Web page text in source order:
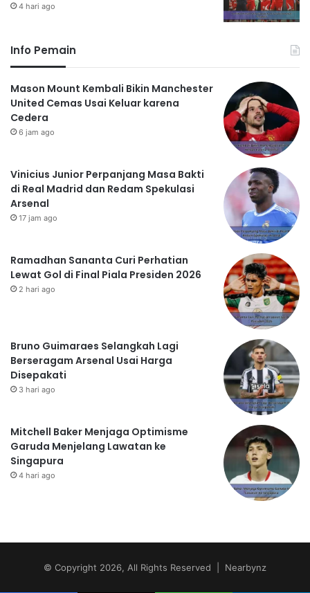
4 hari ago
Info Pemain
Mason Mount Kembali Bikin Manchester
United Cemas Usai Keluar karena
Cedera
6 jam ago
Vinicius Junior Perpanjang Masa Bakti
di Real Madrid dan Redam Spekulasi
Arsenal
17 jam ago
Ramadhan Sananta Curi Perhatian
Lewat Gol di Final Piala Presiden 2026
2 hari ago
Bruno Guimaraes Selangkah Lagi
Berseragam Arsenal Usai Harga
Disepakati
3 hari ago
Mitchell Baker Menjaga Optimisme
Garuda Menjelang Lawatan ke
Singapura
4 hari ago
© Copyright 2026, All Rights Reserved | Nearbynz